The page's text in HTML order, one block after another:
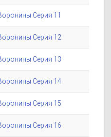
Серия 11
Серия 12
Серия 13
Серия 14
Серия 15
Серия 16